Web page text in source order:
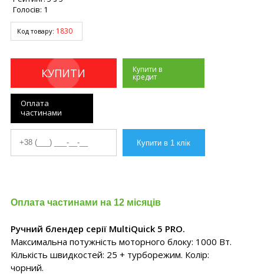
Голосів: 1
Код товару: 1830
КУПИТИ Купити в
кредит
Оплата
частинами
Оплата частинами на 12 місяців
Ручний блендер серії MultiQuick 5 PRO.
Максимальна потужність моторного блоку: 1000 Вт.
Кількість швидкостей: 25 + турборежим. Колір:
чорний.